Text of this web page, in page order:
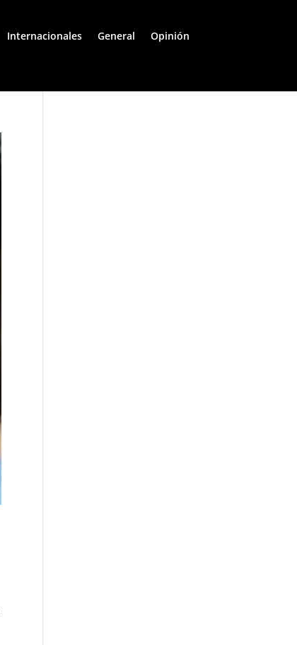
Internacionales General Opinión